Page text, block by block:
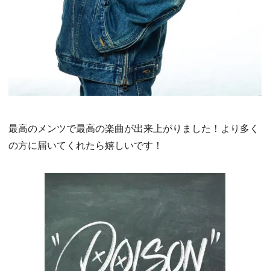
最高のメンツで最高の楽曲が出来上がりました！より多く
の方に届いてくれたら嬉しいです！